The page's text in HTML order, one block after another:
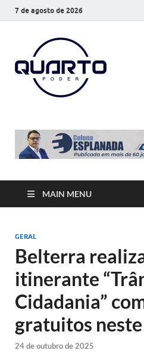
7 de agosto de 2026
MAIN MENU
GERAL
Belterra
itinerante
Cidadania”
gratuitos
24 de outubro de 2025